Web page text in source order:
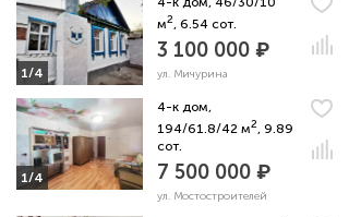
1/4
м2, 6.54 сот.
3 100 000 ₽
ул. Мичурина
1/4
4-к дом,
194/61.8/42 м2, 9.89
сот.
7 500 000 ₽
ул. Мостостроителей